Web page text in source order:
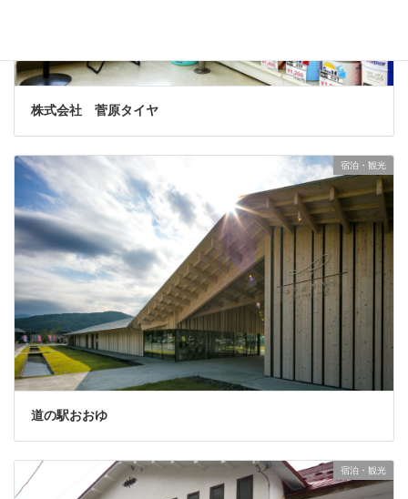
株式会社 菅原タイヤ
宿泊・観光
道の駅おおゆ
宿泊・観光